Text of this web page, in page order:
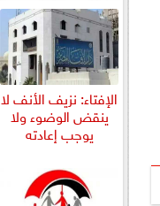
الإفتاء: نزيف الأنف لا
ينقض الوضوء ولا
يوجب إعادته